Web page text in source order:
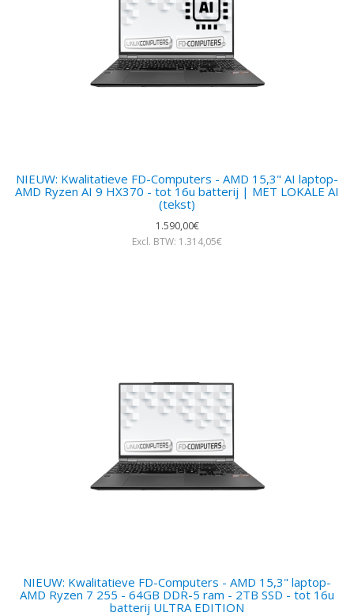
NIEUW: Kwalitatieve FD-Computers - AMD 15,3" AI laptop-
AMD Ryzen AI 9 HX370 - tot 16u batterij | MET LOKALE AI
(tekst)
1.590,00€
Excl. BTW: 1.314,05€
NIEUW: Kwalitatieve FD-Computers - AMD 15,3" laptop-
AMD Ryzen 7 255 - 64GB DDR-5 ram - 2TB SSD - tot 16u
batterij ULTRA EDITION